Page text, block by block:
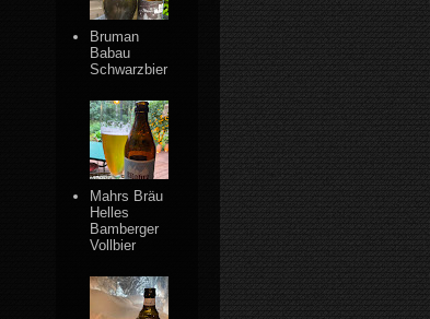
Bruman
Babau
Schwarzbier
Mahrs Bräu
Helles
Bamberger
Vollbier